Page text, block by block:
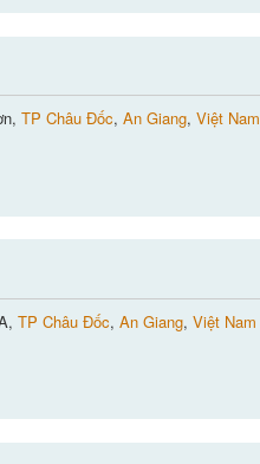
TP Châu Đốc,An Giang,Việt Nam
TP Châu Đốc,An Giang,Việt Nam